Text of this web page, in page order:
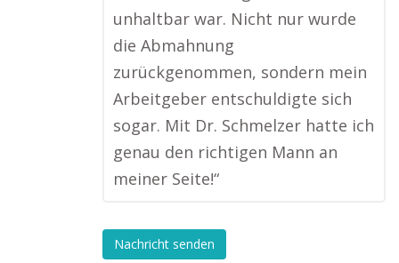
unhaltbar war. Nicht nur wurde
die Abmahnung
zurückgenommen, sondern mein
Arbeitgeber entschuldigte sich
sogar. Mit Dr. Schmelzer hatte ich
genau den richtigen Mann an
meiner Seite!“
Nachricht senden